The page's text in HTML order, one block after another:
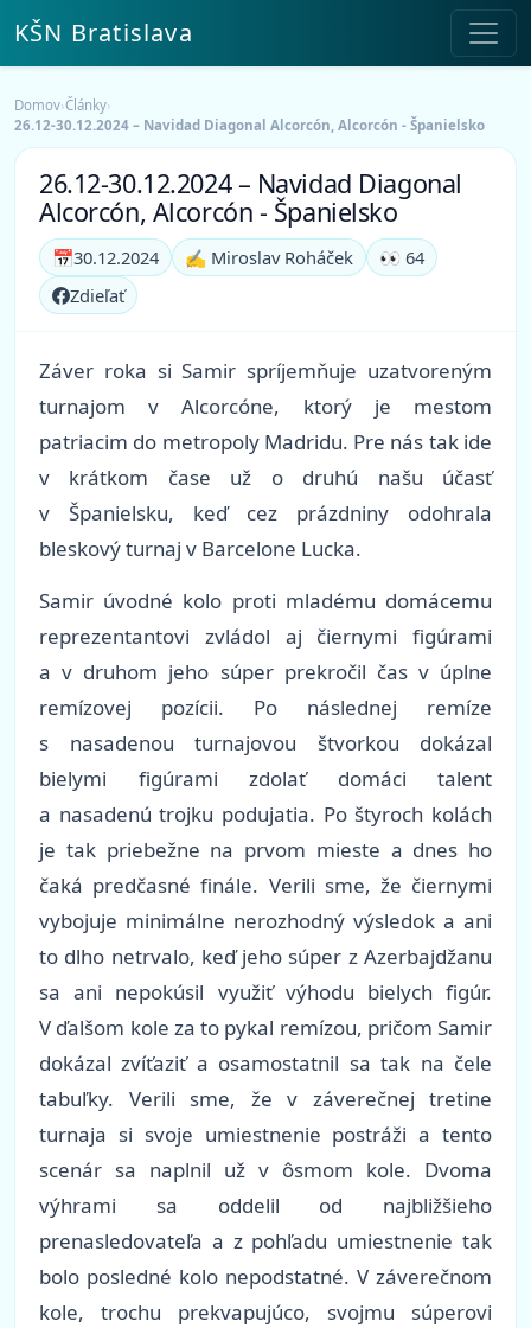
KŠN Bratislava
Domov›Články›
26.12-30.12.2024 – Navidad Diagonal Alcorcón, Alcorcón - Španielsko
26.12-30.12.2024 – Navidad Diagonal
Alcorcón, Alcorcón - Španielsko
📅30.12.2024 ✍️ Miroslav Roháček
👀 64
Zdieľať
Záver roka si Samir spríjemňuje uzatvoreným
turnajom v Alcorcóne, ktorý je mestom
patriacim do metropoly Madridu. Pre nás tak ide
v krátkom čase už o druhú našu účasť
v Španielsku, keď cez prázdniny odohrala
bleskový turnaj v Barcelone Lucka.
Samir úvodné kolo proti mladému domácemu
reprezentantovi zvládol aj čiernymi figúrami
a v druhom jeho súper prekročil čas v úplne
remízovej pozícii. Po následnej remíze
s nasadenou turnajovou štvorkou dokázal
bielymi figúrami zdolať domáci talent
a nasadenú trojku podujatia. Po štyroch kolách
je tak priebežne na prvom mieste a dnes ho
čaká predčasné finále. Verili sme, že čiernymi
vybojuje minimálne nerozhodný výsledok a ani
to dlho netrvalo, keď jeho súper z Azerbajdžanu
sa ani nepokúsil využiť výhodu bielych figúr.
V ďalšom kole za to pykal remízou, pričom Samir
dokázal zvíťaziť a osamostatnil sa tak na čele
tabuľky. Verili sme, že v záverečnej tretine
turnaja si svoje umiestnenie postráži a tento
scenár sa naplnil už v ôsmom kole. Dvoma
výhrami sa oddelil od najbližšieho
prenasledovateľa a z pohľadu umiestnenie tak
bolo posledné kolo nepodstatné. V záverečnom
kole, trochu prekvapujúco, svojmu súperovi